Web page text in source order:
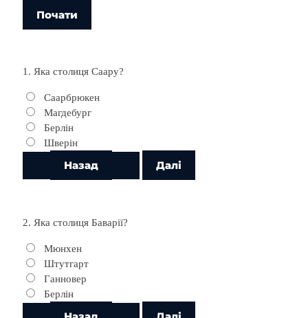
1. Яка столиця Саару?
Саарбрюкен
Магдебург
Берлін
Шверін
2. Яка столиця Баварії?
Мюнхен
Штутгарт
Ганновер
Берлін